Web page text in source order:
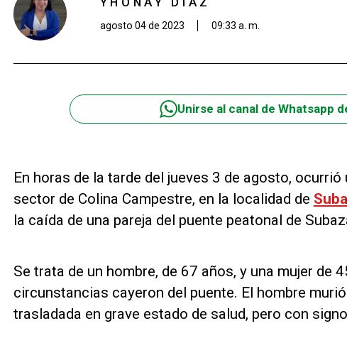
agosto 04 de 2023 09:33 a. m.
Unirse al canal de Whatsapp
En horas de la tarde del jueves 3 de agosto,
sector de Colina Campestre, en la localidad de Suba
la caída de una pareja del puente peatonal de
Se trata de un hombre, de 67 años, y una mujer de
circunstancias cayeron del puente. El hombre
trasladada en grave estado de salud, pero con